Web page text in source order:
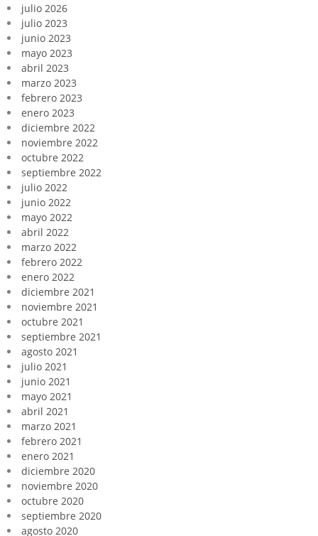
julio 2026
julio 2023
junio 2023
mayo 2023
abril 2023
marzo 2023
febrero 2023
enero 2023
diciembre 2022
noviembre 2022
octubre 2022
septiembre 2022
julio 2022
junio 2022
mayo 2022
abril 2022
marzo 2022
febrero 2022
enero 2022
diciembre 2021
noviembre 2021
octubre 2021
septiembre 2021
agosto 2021
julio 2021
junio 2021
mayo 2021
abril 2021
marzo 2021
febrero 2021
enero 2021
diciembre 2020
noviembre 2020
octubre 2020
septiembre 2020
agosto 2020